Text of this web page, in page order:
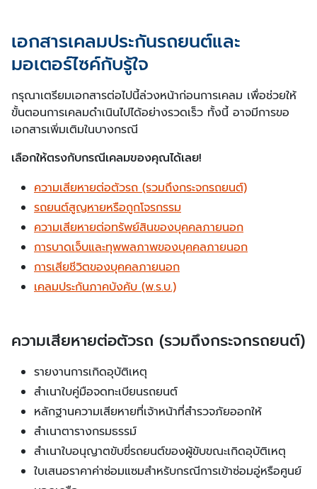
เอกสารเคลมประกันรถยนต์และ
มอเตอร์ไซค์กับรู้ใจ
กรุณาเตรียมเอกสารต่อไปนี้ล่วงหน้าก่อนการเคลม เพื่อช่วยให้
ขั้นตอนการเคลมดำเนินไปได้อย่างรวดเร็ว ทั้งนี้ อาจมีการขอ
เอกสารเพิ่มเติมในบางกรณี
เลือกให้ตรงกับกรณีเคลมของคุณได้เลย!
ความเสียหายต่อตัวรถ (รวมถึงกระจกรถยนต์)
รถยนต์สูญหายหรือถูกโจรกรรม
ความเสียหายต่อทรัพย์สินของบุคคลภายนอก
การบาดเจ็บและทุพพลภาพของบุคคลภายนอก
การเสียชีวิตของบุคคลภายนอก
เคลมประกันภาคบังคับ (พ.ร.บ.)
ความเสียหายต่อตัวรถ (รวมถึงกระจกรถยนต์)
รายงานการเกิดอุบัติเหตุ
สำเนาใบคู่มือจดทะเบียนรถยนต์
หลักฐานความเสียหายที่เจ้าหน้าที่สำรวจภัยออกให้
สำเนาตารางกรมธรรม์
สำเนาใบอนุญาตขับขี่รถยนต์ของผู้ขับขณะเกิดอุบัติเหตุ
ใบเสนอราคาค่าซ่อมแซมสำหรับกรณีการเข้าซ่อมอู่หรือศูนย์